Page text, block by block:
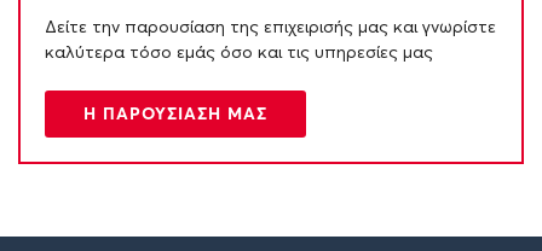
Δείτε την παρουσίαση της επιχειρισής μας και γνωρίστε
καλύτερα τόσο εμάς όσο και τις υπηρεσίες μας
Η ΠΑΡΟΥΣΙΑΣΗ ΜΑΣ